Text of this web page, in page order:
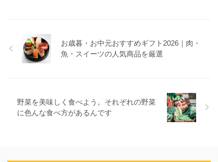
お歳暮・お中元おすすめギフト2026｜肉・
魚・スイーツの人気商品を厳選
野菜を美味しく食べよう。それぞれの野菜
に色んな食べ方があるんです